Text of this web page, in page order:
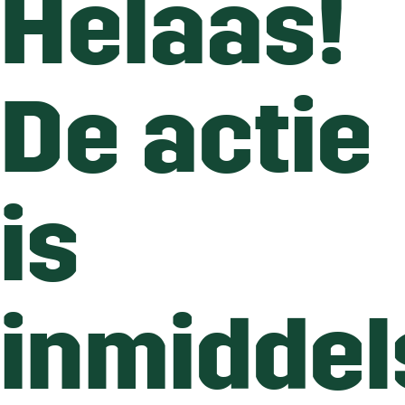
Helaas!
De actie
is